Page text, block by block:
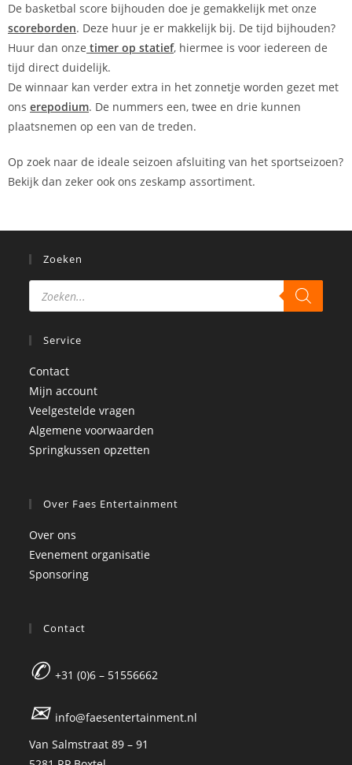
De basketbal score bijhouden doe je gemakkelijk met onze
scoreborden. Deze huur je er makkelijk bij. De tijd bijhouden?
Huur dan onze timer op statief, hiermee is voor iedereen de
tijd direct duidelijk.
De winnaar kan verder extra in het zonnetje worden gezet met
ons erepodium. De nummers een, twee en drie kunnen
plaatsnemen op een van de treden.
Op zoek naar de ideale seizoen afsluiting van het sportseizoen?
Bekijk dan zeker ook ons zeskamp assortiment.
Zoeken
Service
Contact
Mijn account
Veelgestelde vragen
Algemene voorwaarden
Springkussen opzetten
Over Faes Entertainment
Over ons
Evenement organisatie
Sponsoring
Contact
✆+31 (0)6 – 51556662
✉ info@faesentertainment.nl
Van Salmstraat 89 – 91